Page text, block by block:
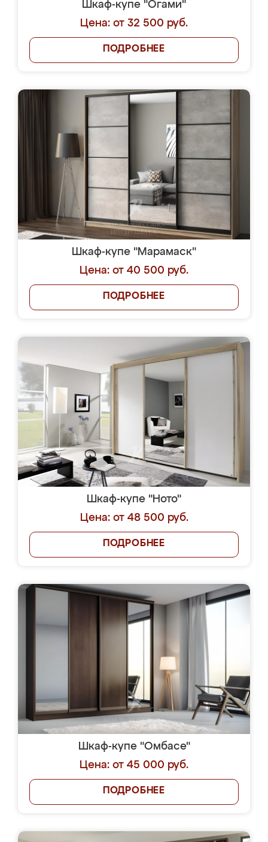
Шкаф-купе "Огами"
Цена: от 32 500 руб.
ПОДРОБНЕЕ
Шкаф-купе "Марамаск"
Цена: от 40 500 руб.
ПОДРОБНЕЕ
Шкаф-купе "Ното"
Цена: от 48 500 руб.
ПОДРОБНЕЕ
Шкаф-купе "Омбасе"
Цена: от 45 000 руб.
ПОДРОБНЕЕ